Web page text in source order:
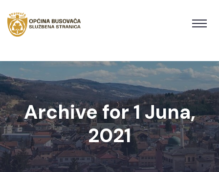
Archive for 1 Juna,
2021